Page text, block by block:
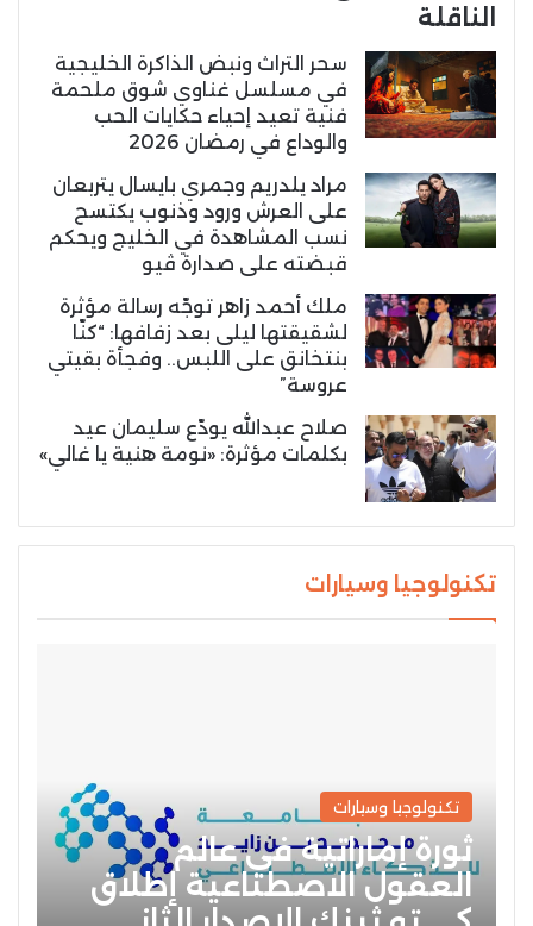
الناقلة
سحر التراث ونبض الذاكرة الخليجية
في مسلسل غناوي شوق ملحمة
فنية تعيد إحياء حكايات الحب
والوداع في رمضان 2026
مراد يلدريم وجمري بايسال يتربعان
على العرش ورود وذنوب يكتسح
نسب المشاهدة في الخليج ويحكم
قبضته على صدارة ڤيو
ملك أحمد زاهر توجّه رسالة مؤثرة
لشقيقتها ليلى بعد زفافها: “كنّا
بنتخانق على اللبس.. وفجأة بقيتي
عروسة”
صلاح عبدالله يودّع سليمان عيد
بكلمات مؤثرة: «نومة هنية يا غالي»
تكنولوجيا وسيارات
تكنولوجيا وسيارات
ثورة إماراتية في عالم
العقول الاصطناعية إطلاق